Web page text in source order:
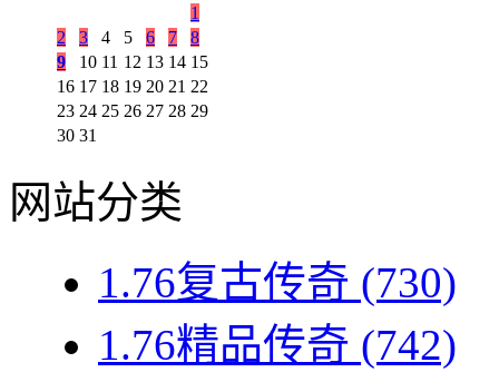
1
2
3 4 5 6 7
8
9
10 11 12 13 14 15
16 17 18 19 20 21 22
23 24 25 26 27 28 29
30 31
网站分类
1.76复古传奇 (730)
1.76精品传奇 (742)